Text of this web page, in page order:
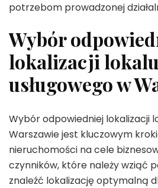
potrzebom prowadzonej
Wybór
lokalizacji lokalu
usługowego w
Wybór odpowiedniej lokalizacji
Warszawie jest kluczowym
nieruchomości na cele
czynników, które należy wziąć
znaleźć lokalizację optymalną